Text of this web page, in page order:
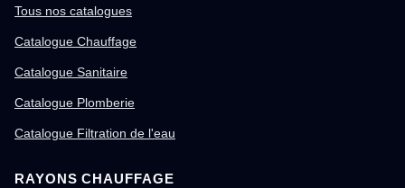
Tous nos catalogues
Catalogue Chauffage
Catalogue Sanitaire
Catalogue Plomberie
Catalogue Filtration de l'eau
RAYONS CHAUFFAGE